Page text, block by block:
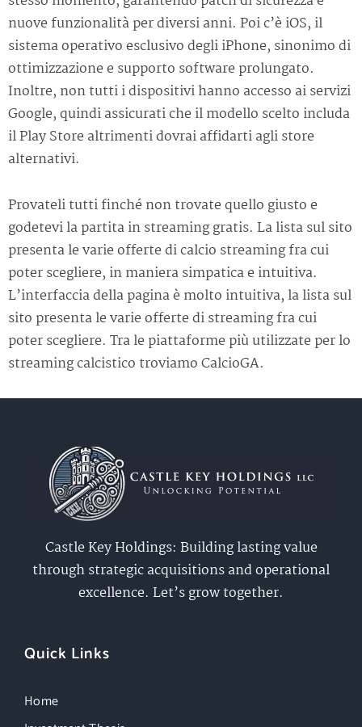
nuove funzionalità per diversi anni. Poi c’è iOS, il
sistema operativo esclusivo degli iPhone, sinonimo di
ottimizzazione e supporto software prolungato.
Inoltre, non tutti i dispositivi hanno accesso ai servizi
Google, quindi assicurati che il modello scelto includa
il Play Store altrimenti dovrai affidarti agli store
alternativi.
Provateli tutti finché non trovate quello giusto e
godetevi la partita in streaming gratis. La lista sul sito
presenta le varie offerte di calcio streaming fra cui
poter scegliere, in maniera simpatica e intuitiva.
L’interfaccia della pagina è molto intuitiva, la lista sul
sito presenta le varie offerte di streaming fra cui
poter scegliere. Tra le piattaforme più utilizzate per lo
streaming calcistico troviamo CalcioGA.
Castle Key Holdings: Building lasting value
through strategic acquisitions and operational
excellence. Let’s grow together.
Quick Links
Home